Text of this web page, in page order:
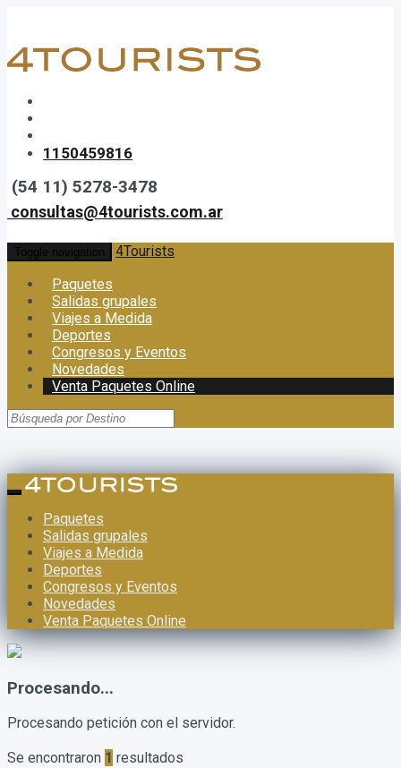
1150459816
(54 11) 5278-3478
consultas@4tourists.com.ar
Toggle navigation
4Tourists
Paquetes
Salidas grupales
Viajes a Medida
Deportes
Congresos y Eventos
Novedades
Venta Paquetes Online
Paquetes
Salidas grupales
Viajes a Medida
Deportes
Congresos y Eventos
Novedades
Venta Paquetes Online
Procesando...
Procesando petición con el servidor.
Se encontraron 1 resultados